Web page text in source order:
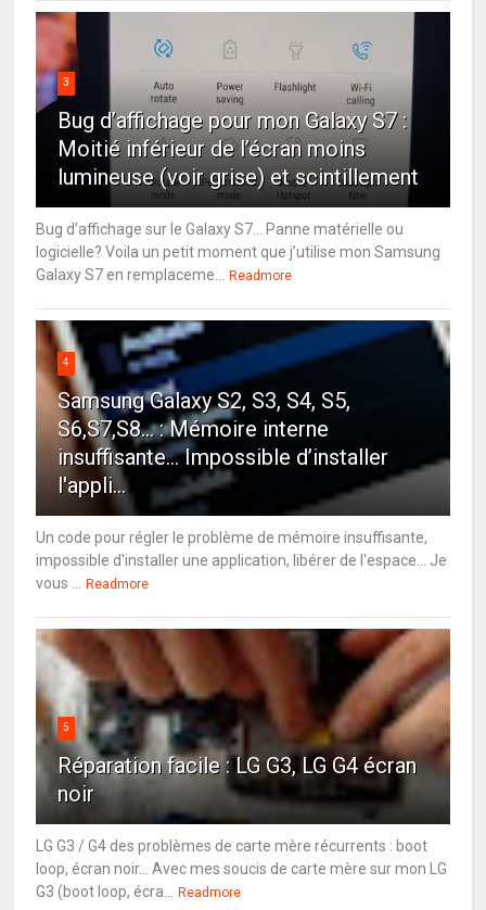
3
Bug d’affichage pour mon Galaxy S7 :
Moitié inférieur de l’écran moins
lumineuse (voir grise) et scintillement
Bug d’affichage sur le Galaxy S7… Panne matérielle ou
logicielle? Voila un petit moment que j’utilise mon Samsung
Galaxy S7 en remplaceme... Readmore
4
Samsung Galaxy S2, S3, S4, S5,
S6,S7,S8... : Mémoire interne
insuffisante… Impossible d’installer
l'appli...
Un code pour régler le problème de mémoire insuffisante,
impossible d'installer une application, libérer de l'espace... Je
vous ... Readmore
5
Réparation facile : LG G3, LG G4 écran
noir
LG G3 / G4 des problèmes de carte mère récurrents : boot
loop, écran noir... Avec mes soucis de carte mère sur mon LG
G3 (boot loop, écra... Readmore